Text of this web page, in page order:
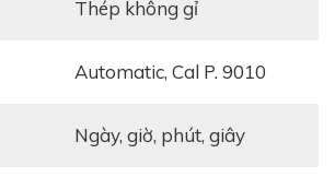
Review đồng hồ Panerai Luminor
thép không gỉ
automatic, Cal P. 9010
ngày, giờ, phút, giây